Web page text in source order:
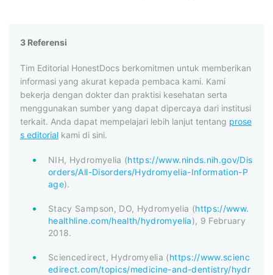
3 Referensi
Tim Editorial HonestDocs berkomitmen untuk memberikan
informasi yang akurat kepada pembaca kami. Kami
bekerja dengan dokter dan praktisi kesehatan serta
menggunakan sumber yang dapat dipercaya dari institusi
terkait. Anda dapat mempelajari lebih lanjut tentang prose
s editorial kami di sini.
NIH, Hydromyelia (https://www.ninds.nih.gov/Dis
orders/All-Disorders/Hydromyelia-Information-P
age).
Stacy Sampson, DO, Hydromyelia (https://www.
healthline.com/health/hydromyelia), 9 February
2018.
Sciencedirect, Hydromyelia (https://www.scienc
edirect.com/topics/medicine-and-dentistry/hydr